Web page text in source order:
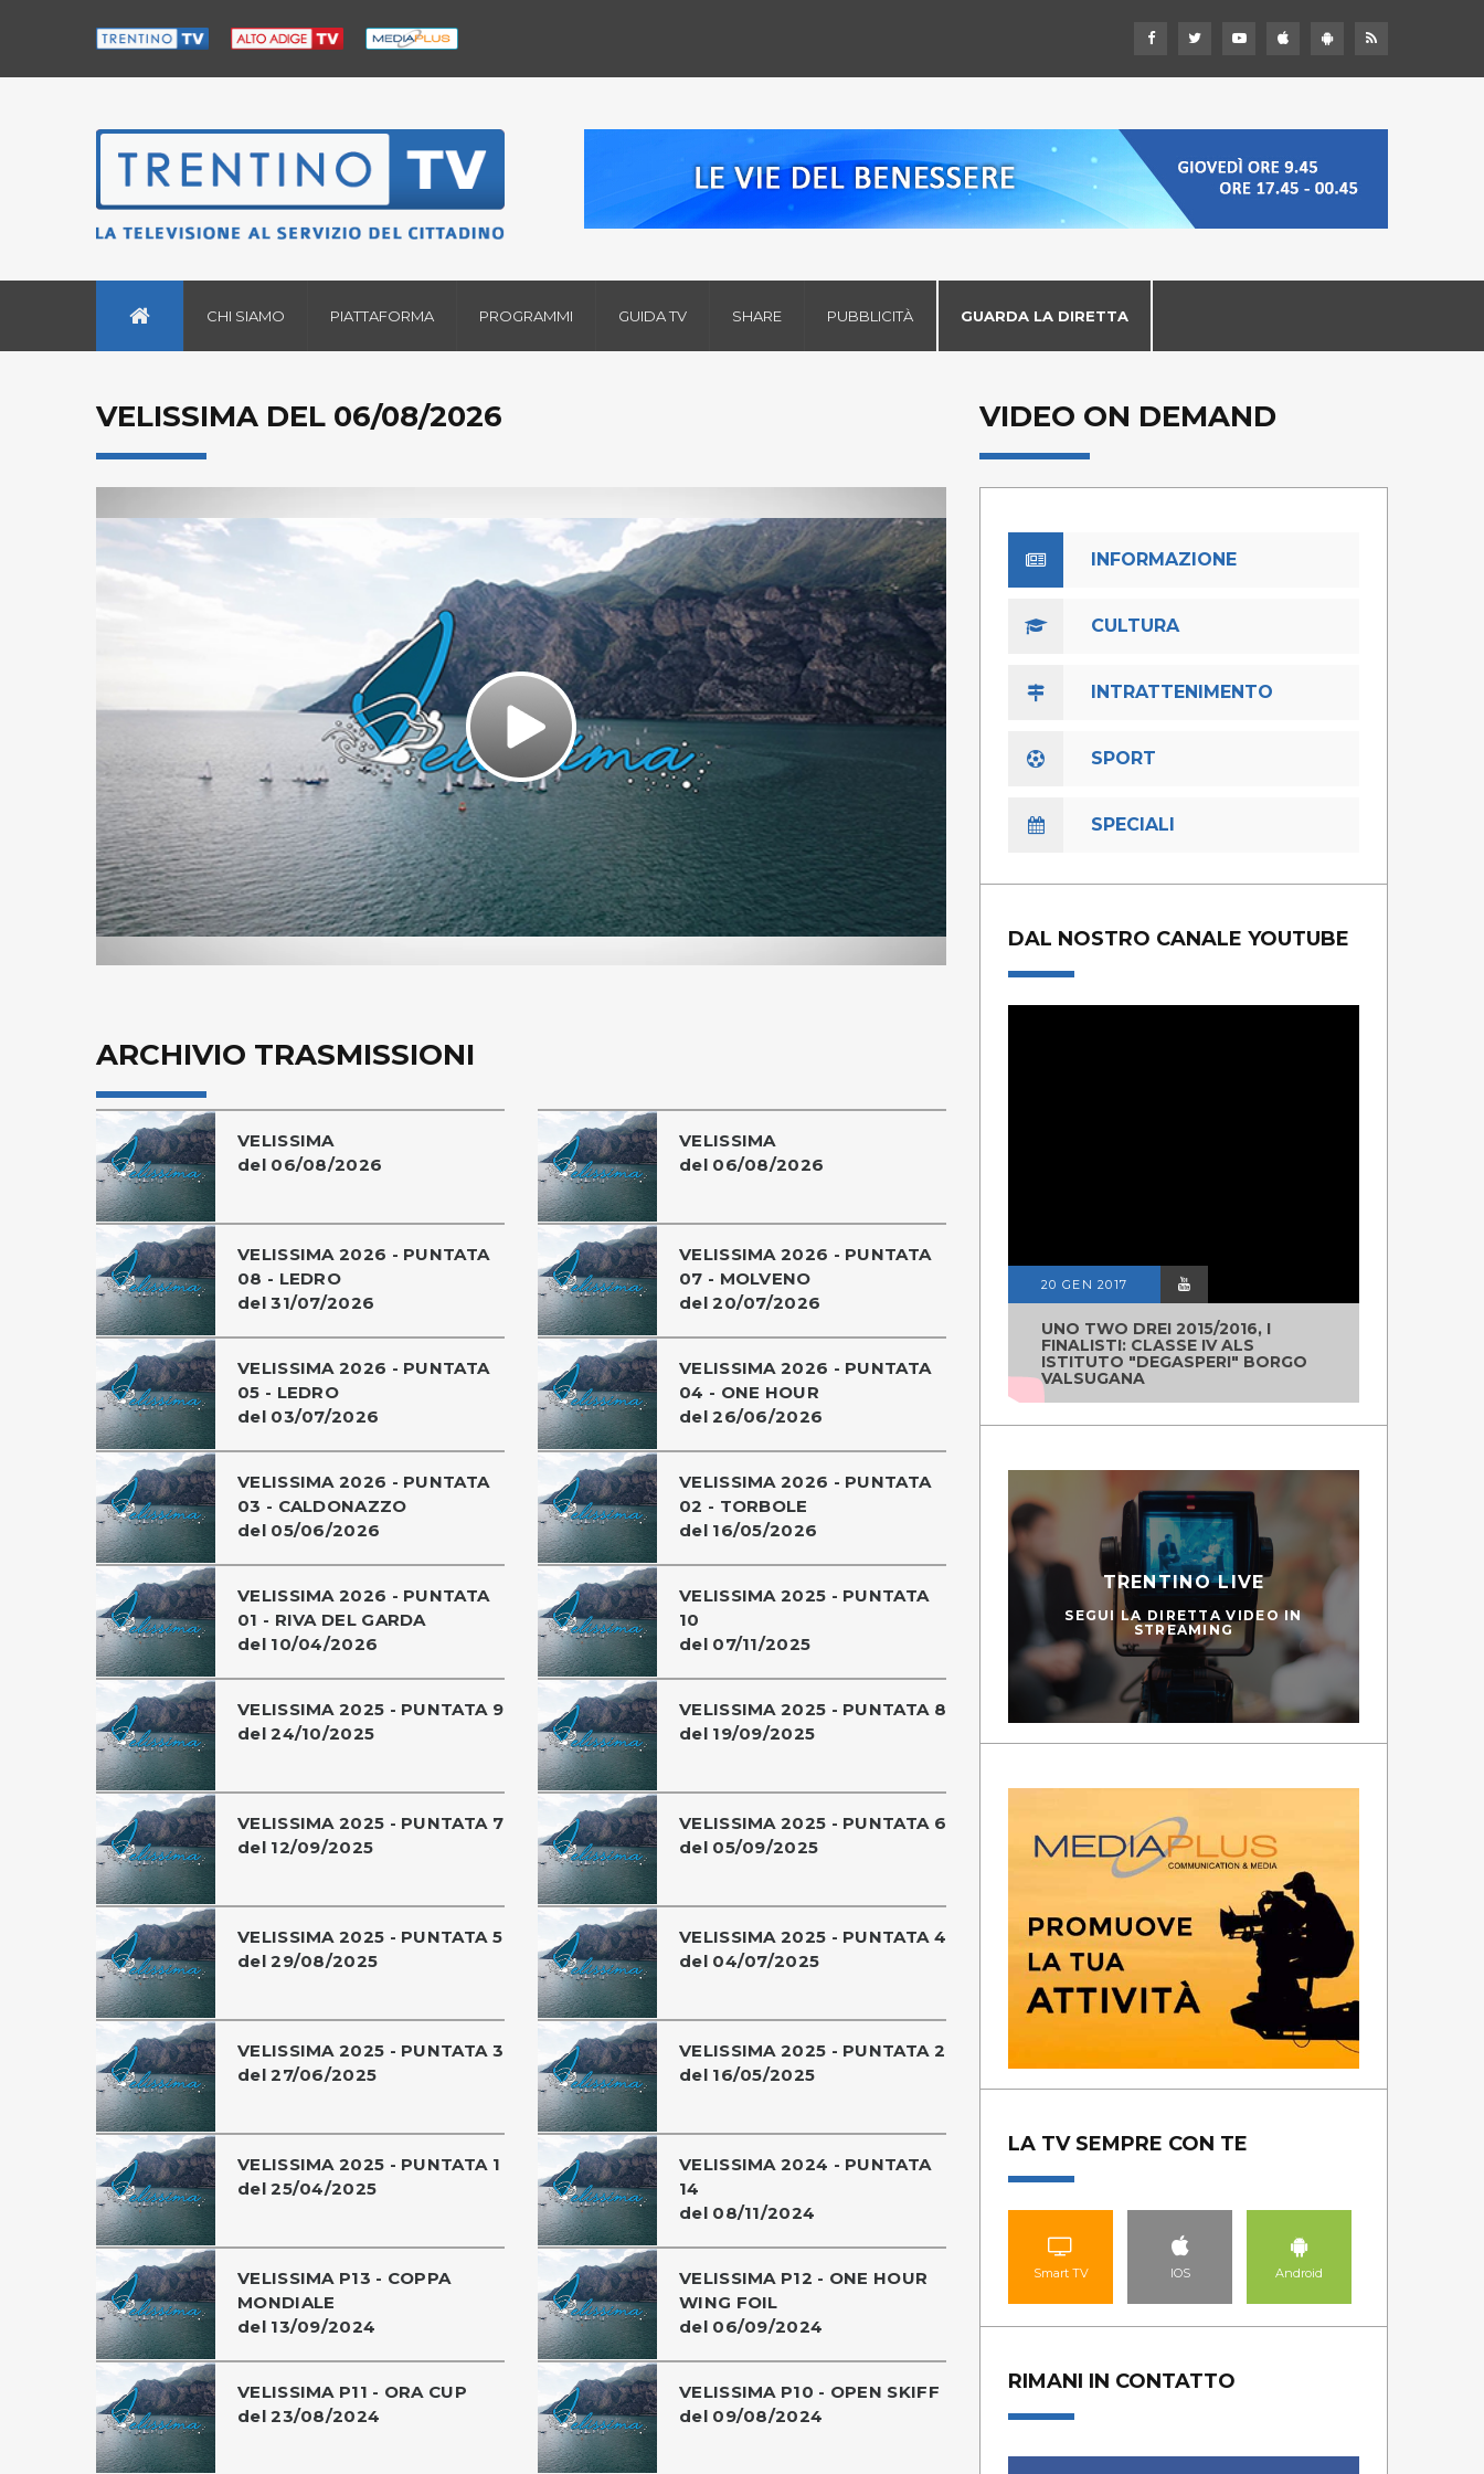
CHI SIAMO PIATTAFORMA PROGRAMMI GUIDA TV SHARE PUBBLICITÀ GUARDA LA DIRETTA
VELISSIMA DEL 06/08/2026
Play
Video
ARCHIVIO TRASMISSIONI
VELISSIMA
del 06/08/2026
VELISSIMA
del 06/08/2026
VELISSIMA 2026 - PUNTATA
08 - LEDRO
del 31/07/2026
VELISSIMA 2026 - PUNTATA
07 - MOLVENO
del 20/07/2026
VELISSIMA 2026 - PUNTATA
05 - LEDRO
del 03/07/2026
VELISSIMA 2026 - PUNTATA
04 - ONE HOUR
del 26/06/2026
VELISSIMA 2026 - PUNTATA
03 - CALDONAZZO
del 05/06/2026
VELISSIMA 2026 - PUNTATA
02 - TORBOLE
del 16/05/2026
VELISSIMA 2026 - PUNTATA
01 - RIVA DEL GARDA
del 10/04/2026
VELISSIMA 2025 - PUNTATA
10
del 07/11/2025
VELISSIMA 2025 - PUNTATA 9
del 24/10/2025
VELISSIMA 2025 - PUNTATA 8
del 19/09/2025
VELISSIMA 2025 - PUNTATA 7
del 12/09/2025
VELISSIMA 2025 - PUNTATA 6
del 05/09/2025
VELISSIMA 2025 - PUNTATA 5
del 29/08/2025
VELISSIMA 2025 - PUNTATA 4
del 04/07/2025
VELISSIMA 2025 - PUNTATA 3
del 27/06/2025
VELISSIMA 2025 - PUNTATA 2
del 16/05/2025
VELISSIMA 2025 - PUNTATA 1
del 25/04/2025
VELISSIMA 2024 - PUNTATA
14
del 08/11/2024
VELISSIMA P13 - COPPA
MONDIALE
del 13/09/2024
VELISSIMA P12 - ONE HOUR
WING FOIL
del 06/09/2024
VELISSIMA P11 - ORA CUP
del 23/08/2024
VELISSIMA P10 - OPEN SKIFF
del 09/08/2024
VIDEO ON DEMAND
INFORMAZIONE
CULTURA
INTRATTENIMENTO
SPORT
SPECIALI
DAL NOSTRO CANALE YOUTUBE
20 GEN 2017
UNO TWO DREI 2015/2016, I
FINALISTI: CLASSE IV ALS
ISTITUTO "DEGASPERI" BORGO
VALSUGANA
TRENTINO LIVE
SEGUI LA DIRETTA VIDEO IN
STREAMING
LA TV SEMPRE CON TE
Smart TV IOS Android
RIMANI IN CONTATTO